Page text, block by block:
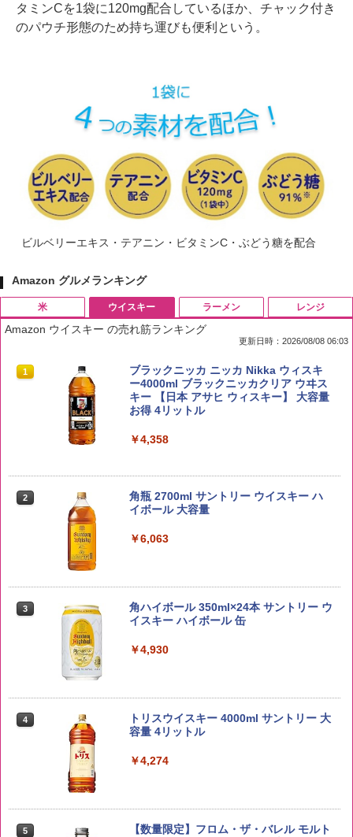
タミンCを1袋に120mg配合しているほか、チャック付き
のパウチ形態のため持ち運びも便利という。
ビルベリーエキス・テアニン・ビタミンC・ぶどう糖を配合
Amazon グルメランキング
米
1 by Amazon 国産ブレンド米 精米 5kg
￥2,650
5kg 長野県産 令和7年産
kg 業務用 お米マイスターブレンド
5kg
米 5kg
ウイスキー
Amazon ウイスキー の売れ筋ランキング
更新日時：2026/08/08 06:03
1
ブラックニッカ ニッカ Nikka ウィスキ
ー4000ml ブラックニッカクリア ウヰス
キー 【日本 アサヒ ウィスキー】 大容量
お得 4リットル
￥4,358
2
角瓶 2700ml サントリー ウイスキー ハ
イボール 大容量
￥6,063
3
角ハイボール 350ml×24本 サントリー ウ
イスキー ハイボール 缶
￥4,930
4
トリスウイスキー 4000ml サントリー 大
容量 4リットル
￥4,274
5
【数量限定】フロム・ザ・バレル モルト
ラーメン レンジ